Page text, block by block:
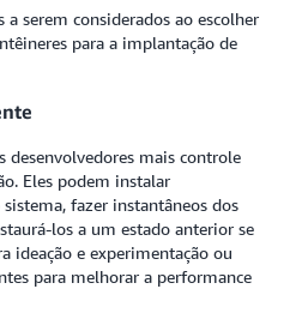
serem considerados ao escolher
para a implantação de
desenvolvedores mais controle
Eles podem instalar
fazer instantâneos dos
los a um estado anterior se
ideação e experimentação ou
para melhorar a performance